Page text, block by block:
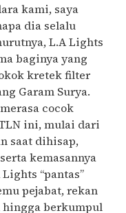
kami, saya
dia selalu
L.A Lights
baginya yang
kretek filter
Garam Surya.
cocok
ini, mulai dari
saat dihisap,
kemasannya
“pantas”
pejabat, rekan
hingga berkumpul